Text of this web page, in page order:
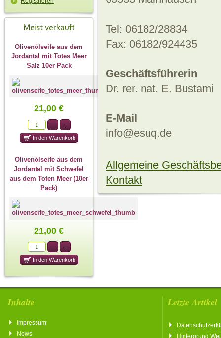
Olivenölseife aus dem
Jordantal mit Totes Meer
Salz 10er Pack
21,00 €
Olivenölseife aus dem
Jordantal mit Schwefel
aus dem Toten Meer (10er
Pack)
21,00 €
Tel: 06182/28834
Fax: 06182/924435
Geschäftsführerin
Dr. rer. nat. E. Bustami
E-Mail
info@esuq.de
Allgemeine
Kontakt
Inhalte
Impressum
News
Letzte Artikel
Hintergrund